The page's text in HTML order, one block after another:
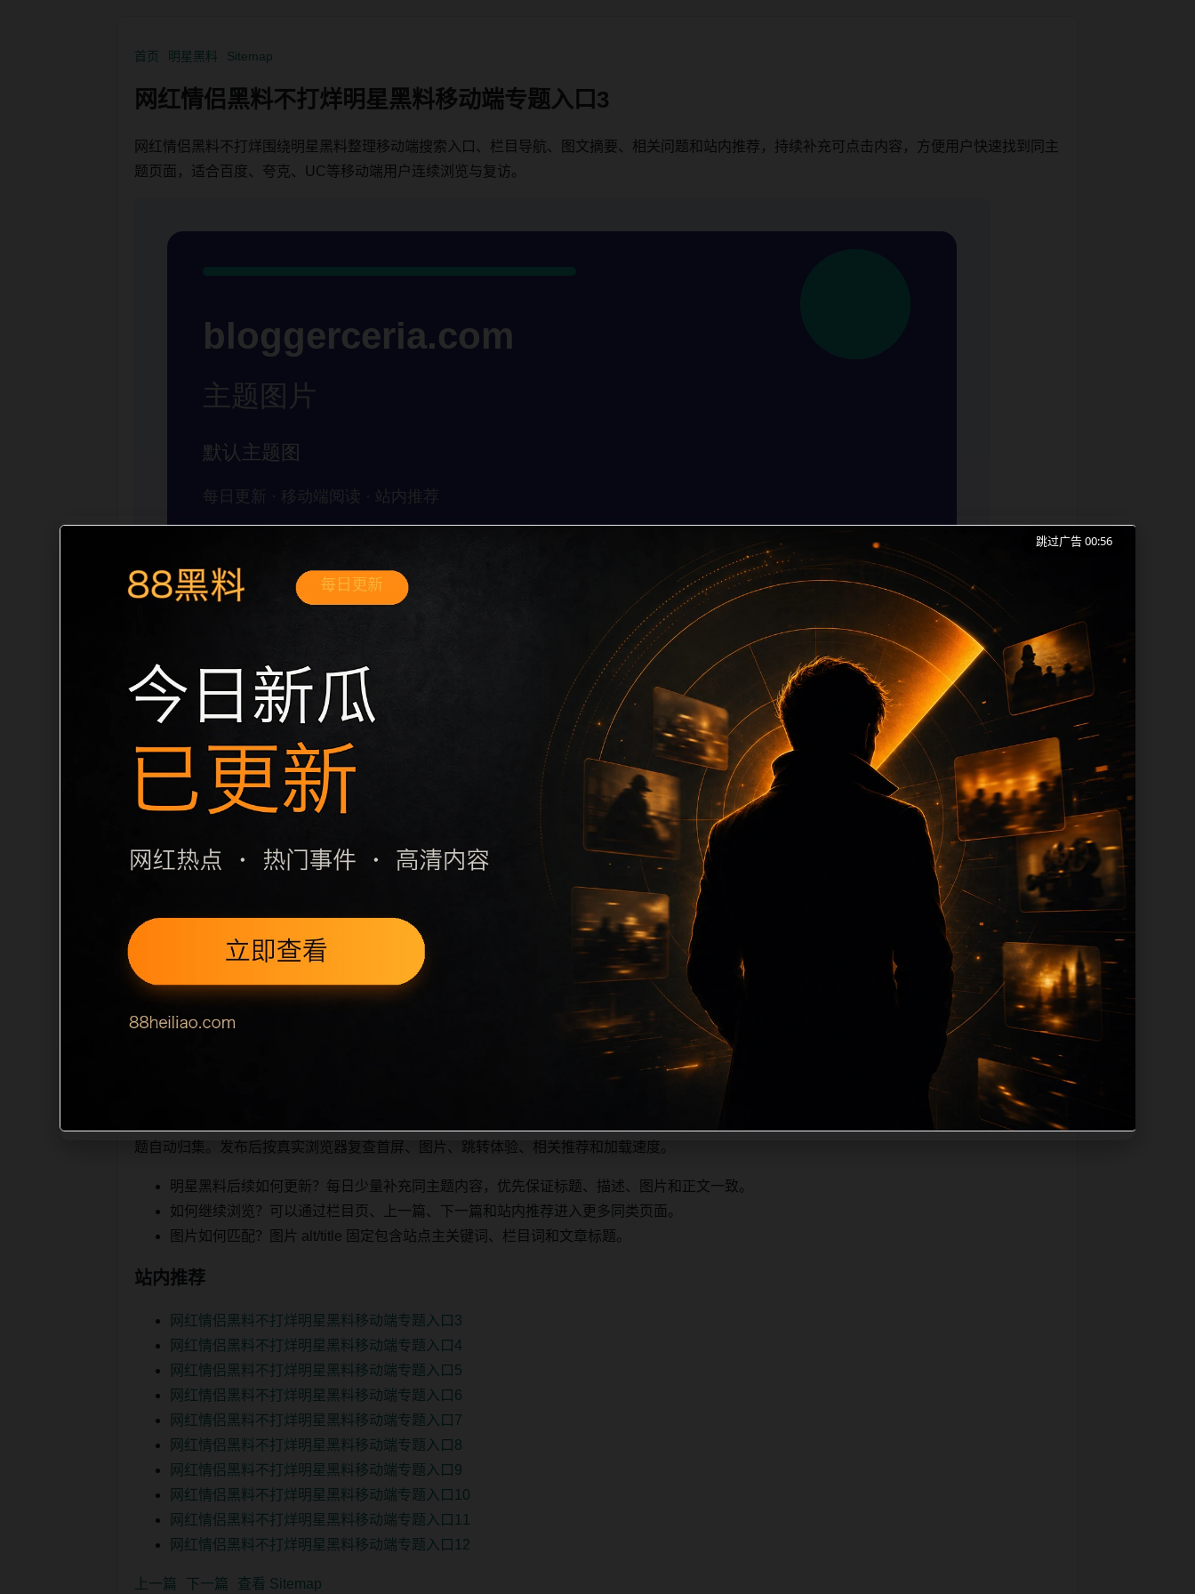
首页 明星黑料 Sitemap
网红情侣黑料不打烊明星黑料移动端专题入口3
网红情侣黑料不打烊围绕明星黑料整理移动端搜索入口、栏目导航、图文摘要、相关问题和站内推荐，持续补充可点击内容，方便用户快速找到同主
题页面，适合百度、夸克、UC等移动端用户连续浏览与复访。
网红情侣黑料不打烊明星黑料移动端专题入口3面向移动端用户的连续浏览场景整理，核心围绕网红情侣黑料不打烊、明星黑料和同类长尾需求展
开。页面先给出清晰主题，再把相关入口、同类推荐和上下文说明放在同一层级，减少用户来回搜索的成本。内容更新时优先保留真实可点击入口、
稳定标题、明确描述和本地主题图，避免只堆关键词而没有可读信息。第3篇内容用于补齐栏目深度，同时帮助 sitemap、栏目页、首页推荐形成更
自然的内链关系。图片说明统一绑定站点主关键词、栏目词和文章标题，让搜索引擎能够从标题、正文、图片 alt、title 之间识
栏目内容归集
别一致主题。后续每日采集时，建议继续执行远程图片本地化、坏图默认图兜底、标题去重和 description 长度过滤。如果同一主题下有多个相近页
面，应通过不同角度补充事件背景、访问场景、相关问题或专题入口，降低站群页面之间的重复感。页面底部保留同类推荐、上一篇下一篇和
sitemap 入口，保证重要页面点击深度尽量控制在三次以内。正文维护时可按用户搜索路径补充三类信息：入口是否稳定、同栏目还有哪些可继续阅
读、移动端打开时图片和摘要是否一致。每次新增内容后同步检查标题、description、canonical、主题图、alt、title和推荐链接，确保页面既能被搜
索引擎理解，也能让真实用户顺着
栏目继续浏览。同站连续更新时避免重复标题和重复首段，优先补充不同关键词、不同栏目词和不同问题角度。栏目页则保留清晰入口，方便后续专
题自动归集。发布后按真实浏览器复查首屏、图片、跳转体验、相关推荐和加载速度。
明星黑料后续如何更新？每日少量补充同主题内容，优先保证标题、描述、图片和正文一致。
如何继续浏览？可以通过栏目页、上一篇、下一篇和站内推荐进入更多同类页面。
图片如何匹配？图片 alt/title 固定包含站点主关键词、栏目词和文章标题。
站内推荐
网红情侣黑料不打烊明星黑料移动端专题入口3
网红情侣黑料不打烊明星黑料移动端专题入口4
网红情侣黑料不打烊明星黑料移动端专题入口5
网红情侣黑料不打烊明星黑料移动端专题入口6
网红情侣黑料不打烊明星黑料移动端专题入口7
网红情侣黑料不打烊明星黑料移动端专题入口8
网红情侣黑料不打烊明星黑料移动端专题入口9
网红情侣黑料不打烊明星黑料移动端专题入口10
网红情侣黑料不打烊明星黑料移动端专题入口11
网红情侣黑料不打烊明星黑料移动端专题入口12
上一篇 下一篇 查看 Sitemap
跳过广告 00:56